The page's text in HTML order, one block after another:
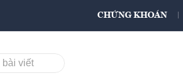
CHỨNG KHOÁN